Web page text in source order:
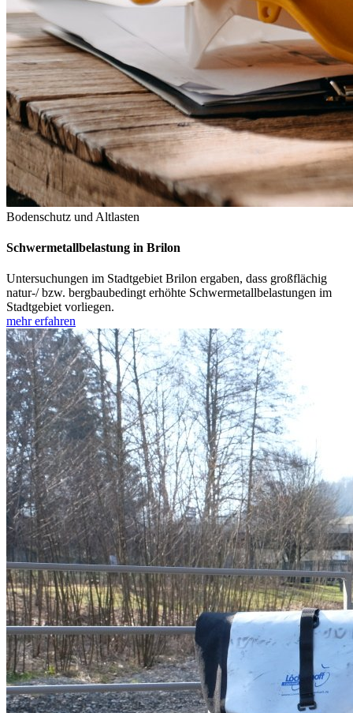
Bodenschutz und Altlasten
Schwermetallbelastung in Brilon
Untersuchungen im Stadtgebiet Brilon ergaben, dass großflächig
natur-/ bzw. bergbaubedingt erhöhte Schwermetallbelastungen im
Stadtgebiet vorliegen.
mehr erfahren